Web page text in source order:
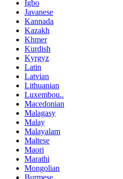
Igbo
Javanese
Kannada
Kazakh
Khmer
Kurdish
Kyrgyz
Latin
Latvian
Lithuanian
Luxembou..
Macedonian
Malagasy
Malay
Malayalam
Maltese
Maori
Marathi
Mongolian